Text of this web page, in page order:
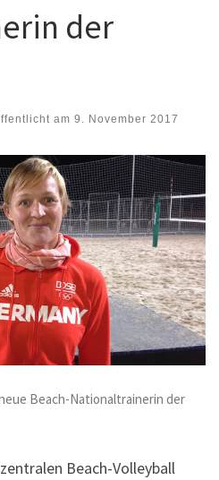
der
am 9. November 2017
Beach-Nationaltrainerin der
Beach-Volleyball